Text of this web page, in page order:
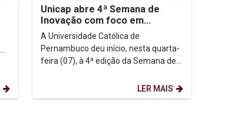
Unicap abre 4ª Semana de
Inovação com foco em
transformação digital e
impacto social
A Universidade Católica de
Pernambuco deu início, nesta quarta-
feira (07), à 4ª edição da Semana de
LER MAIS